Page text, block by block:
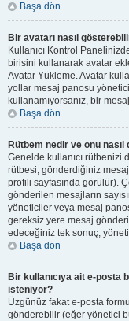
Başa dön
Bir avatarı nasıl
Kullanıcı Kontrol
birisini kullanarak avatar
Avatar Yükleme. Avatar
yollar mesaj panosu
kullanamıyorsanız, bir
Başa dön
Rütbem nedir ve onu
Genelde kullanıcı rütbenizi
rütbesi, gönderdiğiniz
profili sayfasında görülür).
gönderilen mesajların
yöneticiler veya mesaj
gereksiz yere mesaj
edeceğiniz tek sonuç,
Başa dön
Bir kullanıcıya ait e-posta
isteniyor?
Üzgünüz fakat e-posta
gönderebilir (eğer yönetici